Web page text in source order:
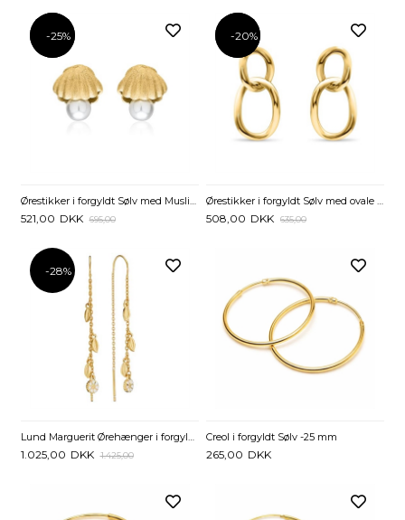
-25%
-25%
Ørestikker i forgyldt Sølv med Muslingeskal og Ferskvandsperle
521,00 DKK 695,00
-20%
-20%
Ørestikker i forgyldt Sølv med ovale Ringe
508,00 DKK 635,00
-28%
1.025,00 DKK 1.425,00
Creol i forgyldt Sølv -25 mm
265,00 DKK